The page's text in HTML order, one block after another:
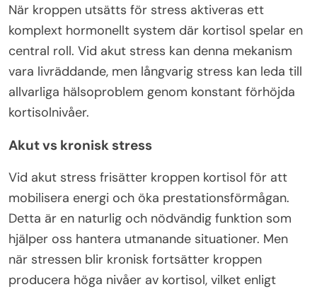
När kroppen utsätts för stress aktiveras ett
komplext hormonellt system där kortisol spelar en
central roll. Vid akut stress kan denna mekanism
vara livräddande, men långvarig stress kan leda till
allvarliga hälsoproblem genom konstant förhöjda
kortisolnivåer.
Akut vs kronisk stress
Vid akut stress frisätter kroppen kortisol för att
mobilisera energi och öka prestationsförmågan.
Detta är en naturlig och nödvändig funktion som
hjälper oss hantera utmanande situationer. Men
när stressen blir kronisk fortsätter kroppen
producera höga nivåer av kortisol, vilket enligt